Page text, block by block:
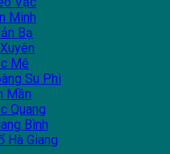
Minh
Bạ
Mê
Su Phì
Mần
Quang
Bình
Hà Giang